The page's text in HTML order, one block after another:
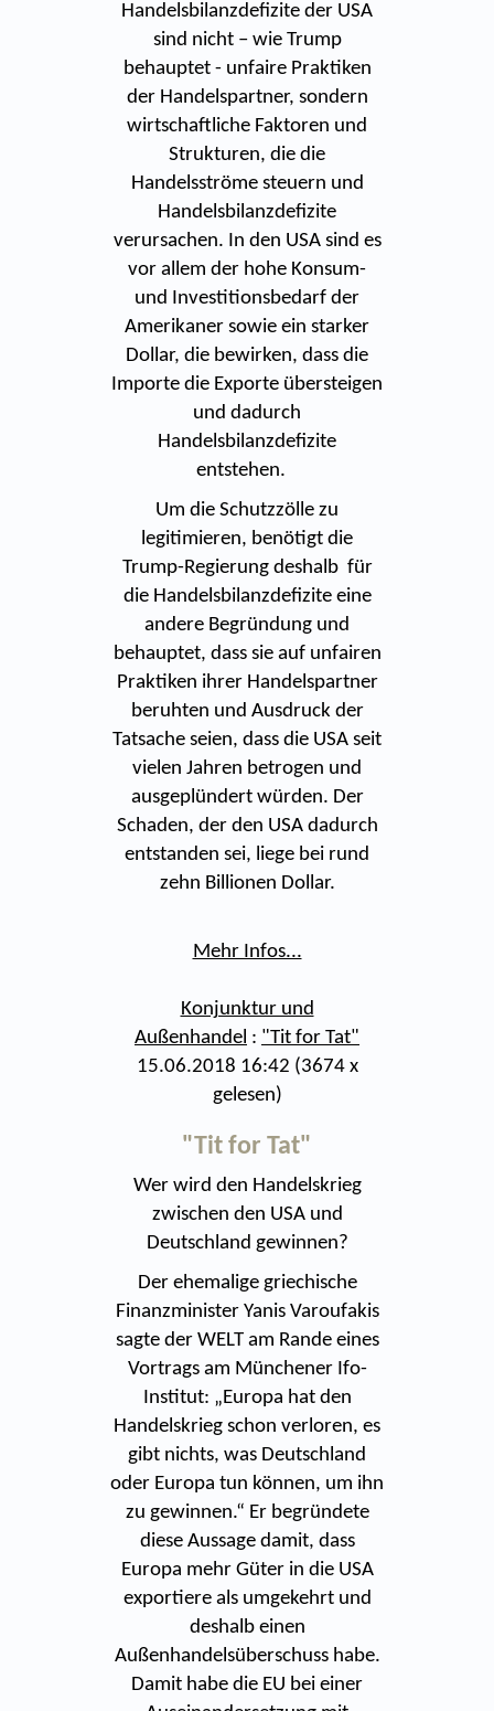
Handelsbilanzdefizite der USA
sind nicht – wie Trump
behauptet - unfaire Praktiken
der Handelspartner, sondern
wirtschaftliche Faktoren und
Strukturen, die die
Handelsströme steuern und
Handelsbilanzdefizite
verursachen. In den USA sind es
vor allem der hohe Konsum-
und Investitionsbedarf der
Amerikaner sowie ein starker
Dollar, die bewirken, dass die
Importe die Exporte übersteigen
und dadurch
Handelsbilanzdefizite
entstehen.
Um die Schutzzölle zu
legitimieren, benötigt die
Trump-Regierung deshalb für
die Handelsbilanzdefizite eine
andere Begründung und
behauptet, dass sie auf unfairen
Praktiken ihrer Handelspartner
beruhten und Ausdruck der
Tatsache seien, dass die USA seit
vielen Jahren betrogen und
ausgeplündert würden. Der
Schaden, der den USA dadurch
entstanden sei, liege bei rund
zehn Billionen Dollar.
Mehr Infos...
Konjunktur und
Außenhandel : "Tit for Tat"
15.06.2018 16:42 (3674 x
gelesen)
"Tit for Tat"
Wer wird den Handelskrieg
zwischen den USA und
Deutschland gewinnen?
Der ehemalige griechische
Finanzminister Yanis Varoufakis
sagte der WELT am Rande eines
Vortrags am Münchener Ifo-
Institut: „Europa hat den
Handelskrieg schon verloren, es
gibt nichts, was Deutschland
oder Europa tun können, um ihn
zu gewinnen.“ Er begründete
diese Aussage damit, dass
Europa mehr Güter in die USA
exportiere als umgekehrt und
deshalb einen
Außenhandelsüberschuss habe.
Damit habe die EU bei einer